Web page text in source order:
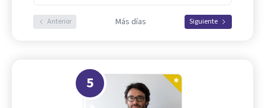
Anterior Más días Siguiente
5